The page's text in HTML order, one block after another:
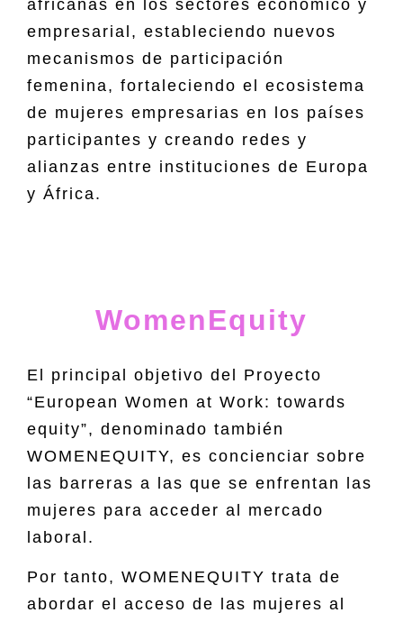
africanas en los sectores económico y
empresarial, estableciendo nuevos
mecanismos de participación
femenina, fortaleciendo el ecosistema
de mujeres empresarias en los países
participantes y creando redes y
alianzas entre instituciones de Europa
y África.
WomenEquity
El principal objetivo del Proyecto
“European Women at Work: towards
equity”, denominado también
WOMENEQUITY, es concienciar sobre
las barreras a las que se enfrentan las
mujeres para acceder al mercado
laboral.
Por tanto, WOMENEQUITY trata de
abordar el acceso de las mujeres al